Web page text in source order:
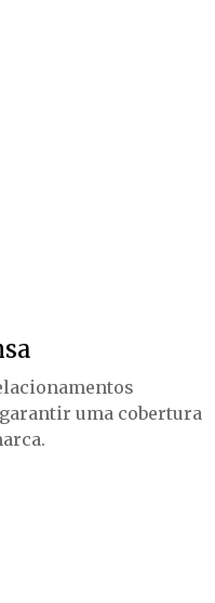
uma cobertura